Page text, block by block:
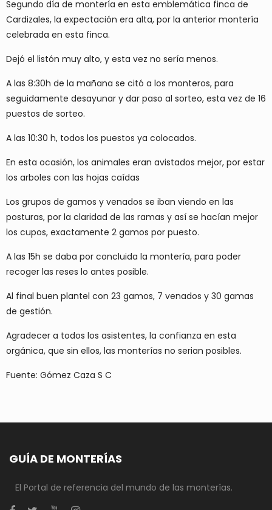
Segundo día de montería en esta emblemática finca de
Cardizales, la expectación era alta, por la anterior montería
celebrada en esta finca.
Dejó el listón muy alto, y esta vez no sería menos.
A las 8:30h de la mañana se citó a los monteros, para
seguidamente desayunar y dar paso al sorteo, esta vez de 16
puestos de sorteo.
A las 10:30 h, todos los puestos ya colocados.
En esta ocasión, los animales eran avistados mejor, por estar
los arboles con las hojas caídas
Los grupos de gamos y venados se iban viendo en las
posturas, por la claridad de las ramas y así se hacían mejor
los cupos, exactamente 2 gamos por puesto.
A las 15h se daba por concluida la montería, para poder
recoger las reses lo antes posible.
Al final buen plantel con 23 gamos, 7 venados y 30 gamas
de gestión.
Agradecer a todos los asistentes, la confianza en esta
orgánica, que sin ellos, las monterías no serian posibles.
Fuente: Gómez Caza S C
GUÍA DE MONTERÍAS
El Portal de referencia del mundo de las monterías.